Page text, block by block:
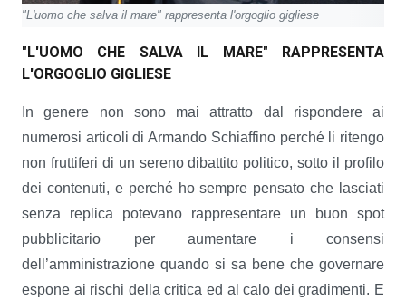
"L'uomo che salva il mare" rappresenta l'orgoglio gigliese
"L'UOMO CHE SALVA IL MARE" RAPPRESENTA
L'ORGOGLIO GIGLIESE
In genere non sono mai attratto dal rispondere ai
numerosi articoli di Armando Schiaffino perché li ritengo
non fruttiferi di un sereno dibattito politico, sotto il profilo
dei contenuti, e perché ho sempre pensato che lasciati
senza replica potevano rappresentare un buon spot
pubblicitario per aumentare i consensi
dell’amministrazione quando si sa bene che governare
espone ai rischi della critica ed al calo dei gradimenti. E